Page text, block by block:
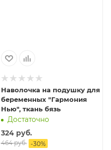
Наволочка на подушку для
беременных "Гармония
Нью", ткань бязь
Достаточно
324руб.
464руб. -30%